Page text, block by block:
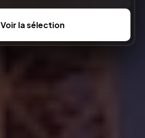
Voir la sélection